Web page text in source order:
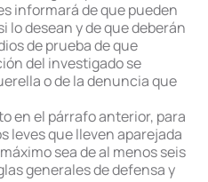
informará de que pueden
lo desean y de que deberán
de prueba de que
del investigado se
o de la denuncia que
en el párrafo anterior, para
leves que lleven aparejada
sea de al menos seis
generales de defensa y